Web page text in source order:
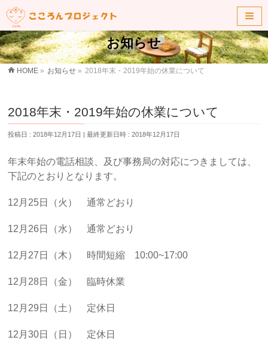
お知らせ
HOME » お知らせ » 2018年末・2019年始の休業について
2018年末・2019年始の休業について
投稿日 : 2018年12月17日 最終更新日時 : 2018年12月17日
年末年始の電話相談、及び事務局の対応につきましては、
下記のとおりとなります。
12月25日（火） 通常どおり
12月26日（水） 通常どおり
12月27日（木） 時間短縮 10:00~17:00
12月28日（金） 臨時休業
12月29日（土） 定休日
12月30日（日） 定休日